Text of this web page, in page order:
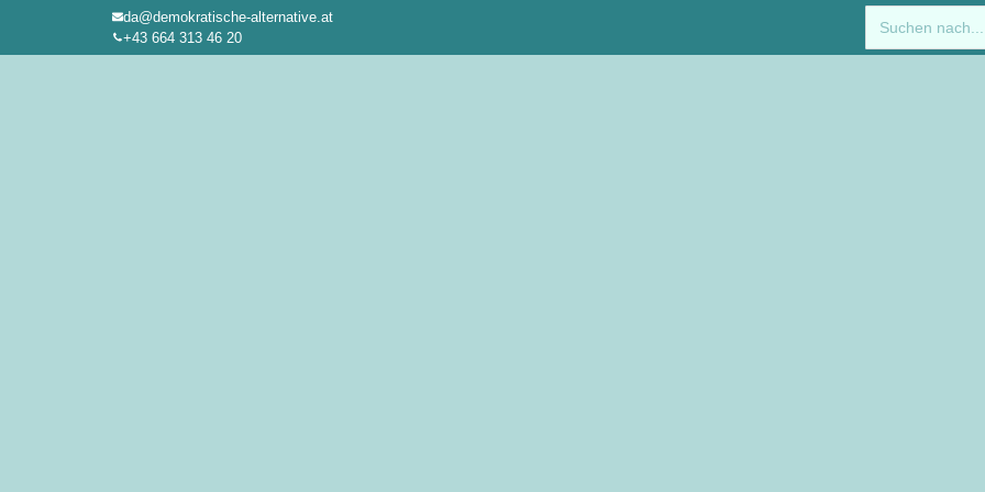
da@demokratische-alternative.at
+43 664 313 46 20